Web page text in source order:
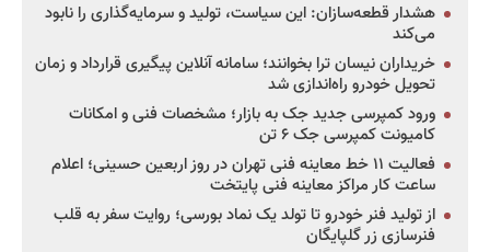
هشدار قطعه‌سازان: این سیاست، تولید و سرمایه‌گذاری را نابود
می‌کند
خریداران نیسان ترا بخوانند؛ سامانه آنلاین پیگیری قرارداد و زمان
تحویل خودرو راه‌اندازی شد
ورود کمپرسی جدید جک به بازار؛ مشخصات فنی و امکانات
کامیونت کمپرسی جک ۶ تن
فعالیت ۱۱ خط معاینه فنی تهران در روز اربعین حسینی؛ اعلام
ساعت کار مراکز معاینه فنی پایتخت
از تولید فنر خودرو تا تولد یک نماد بورسی؛ روایت سفر به قلب
فنرسازی زر گلپایگان